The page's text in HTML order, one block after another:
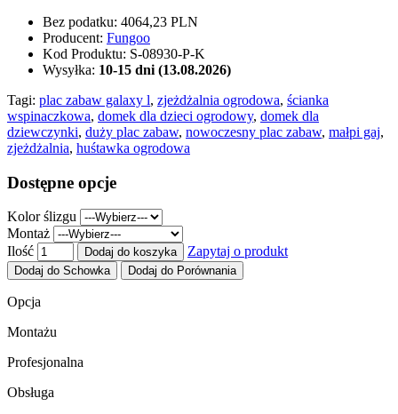
Bez podatku: 4064,23 PLN
Producent: Fungoo
Kod Produktu: S-08930-P-K
Wysyłka: 10-15 dni (13.08.2026)
Tagi: plac zabaw galaxy l, zjeżdżalnia ogrodowa, ścianka
wspinaczkowa, domek dla dzieci ogrodowy, domek dla
dziewczynki, duży plac zabaw, nowoczesny plac zabaw, małpi gaj,
zjeżdżalnia, huśtawka ogrodowa
Dostępne opcje
Kolor ślizgu
Montaż
Ilość
Dodaj do koszyka Zapytaj o produkt
Dodaj do Schowka Dodaj do Porównania
Opcja
Montażu
Profesjonalna
Obsługa